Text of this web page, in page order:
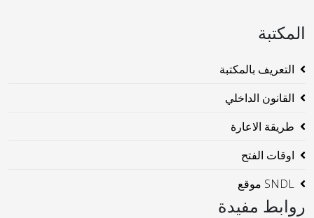
المكتبة
التعريف بالمكتبة
القانون الداخلي
طريقة الاعارة
اوقات الفتح
SNDL موقع
روابط مفيدة